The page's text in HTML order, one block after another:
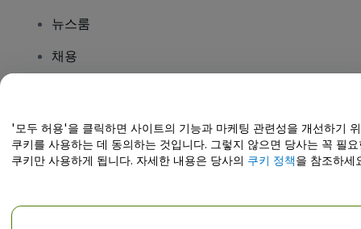
뉴스룸
채용
도움말 센터 / 문의하기
'모두 허용'을 클릭하면 사이트의 기능과 마케팅 관련성을 개선하기
쿠키를 사용하는 데 동의하는 것입니다. 그렇지 않으면 당사는 꼭 필요
쿠키만 사용하게 됩니다. 자세한 내용은 당사의 쿠키 정책을 참조하세